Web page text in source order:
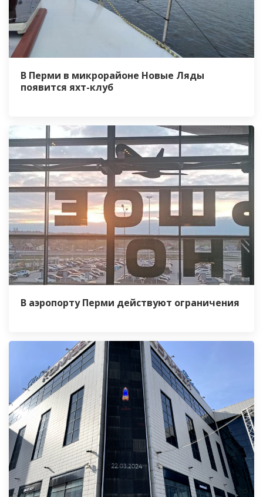
В Перми в микрорайоне Новые Ляды
появится яхт-клуб
В аэропорту Перми действуют ограничения